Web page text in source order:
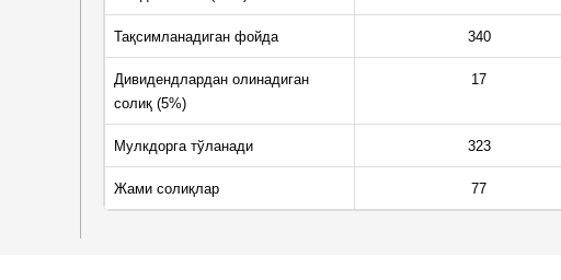
Тақсимланадиган фойда 340
Дивидендлардан олинадиган
солиқ (5%)
17
Мулкдорга тўланади 323
Жами солиқлар 77